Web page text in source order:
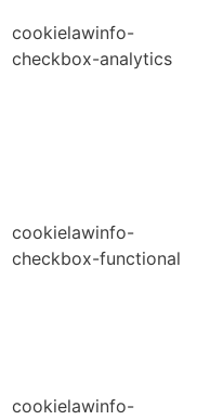
cookielawinfo-
checkbox-analytics
cookielawinfo-
checkbox-functional
cookielawinfo-